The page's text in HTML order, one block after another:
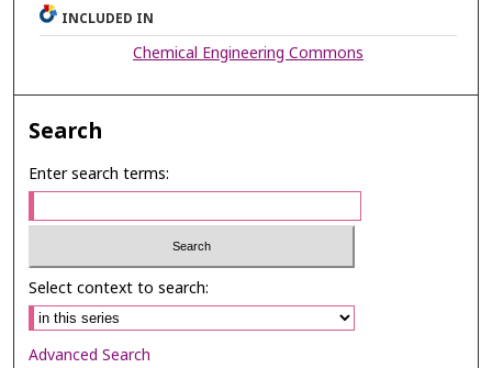
INCLUDED IN
Chemical Engineering Commons
Search
Enter search terms:
Select context to search:
Advanced Search